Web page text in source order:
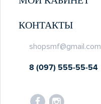
КОНТАКТЫ
shopsmf@gmail.com
8 (097) 555-55-54